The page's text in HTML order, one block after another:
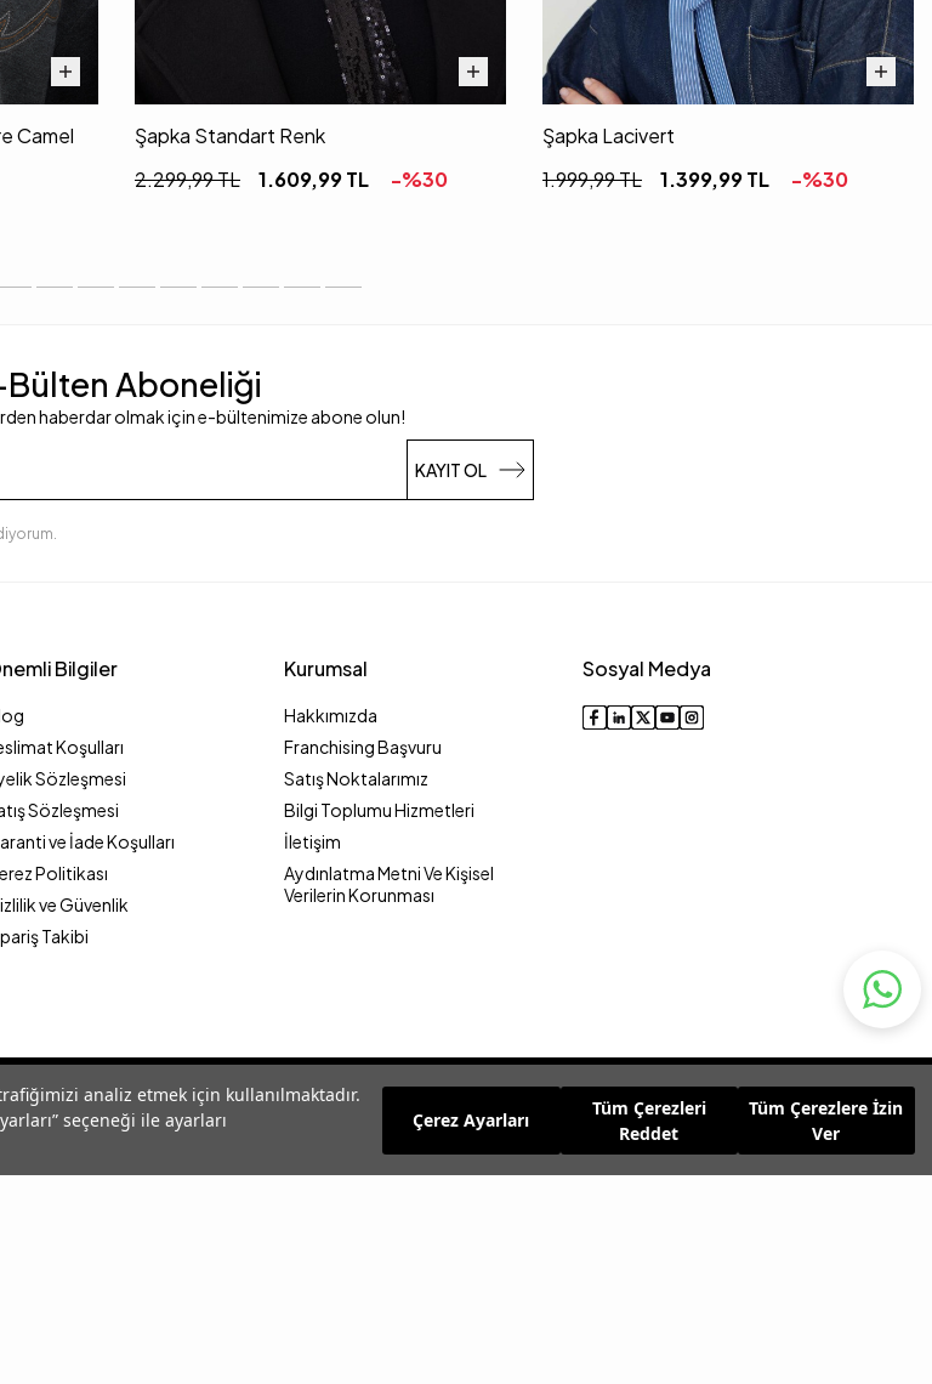
analiz etmek için kullanılmaktadır.
seçeneği ile ayarları
Çerez Ayarları
Tüm Çerezleri
Reddet
Tüm Çerezlere İzin
Ver
Camel
Şapka Standart Renk
2.299,99TL 1.609,99TL -%30
Şapka Lacivert
1.999,99TL 1.399,99TL -%30
Bülten Aboneliği
haberdar olmak için e-bültenimize abone olun!
KAYIT OL
Bilgiler
Koşulları
Sözleşmesi
Sözleşmesi
ve İade Koşulları
Politikası
ve Güvenlik
Takibi
Kurumsal
Hakkımızda
Franchising Başvuru
Satış Noktalarımız
Bilgi Toplumu Hizmetleri
İletişim
Aydınlatma Metni Ve Kişisel
Verilerin Korunması
Sosyal Medya